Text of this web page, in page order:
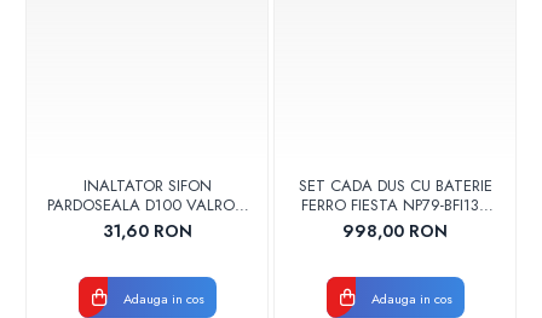
INALTATOR SIFON
PARDOSEALA D100 VALROM
17001900004
31,60 RON
Adauga in cos
SET CADA DUS CU BATERIE
FERRO FIESTA NP79-BFI13U
CROM
998,00 RON
Adauga in cos